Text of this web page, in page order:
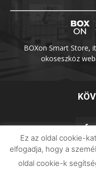
BOXon Smart Store,
okoseszköz
Adatvédelem
Ez az oldal cookie-
elfogadja, hogy a
oldal cookie-k